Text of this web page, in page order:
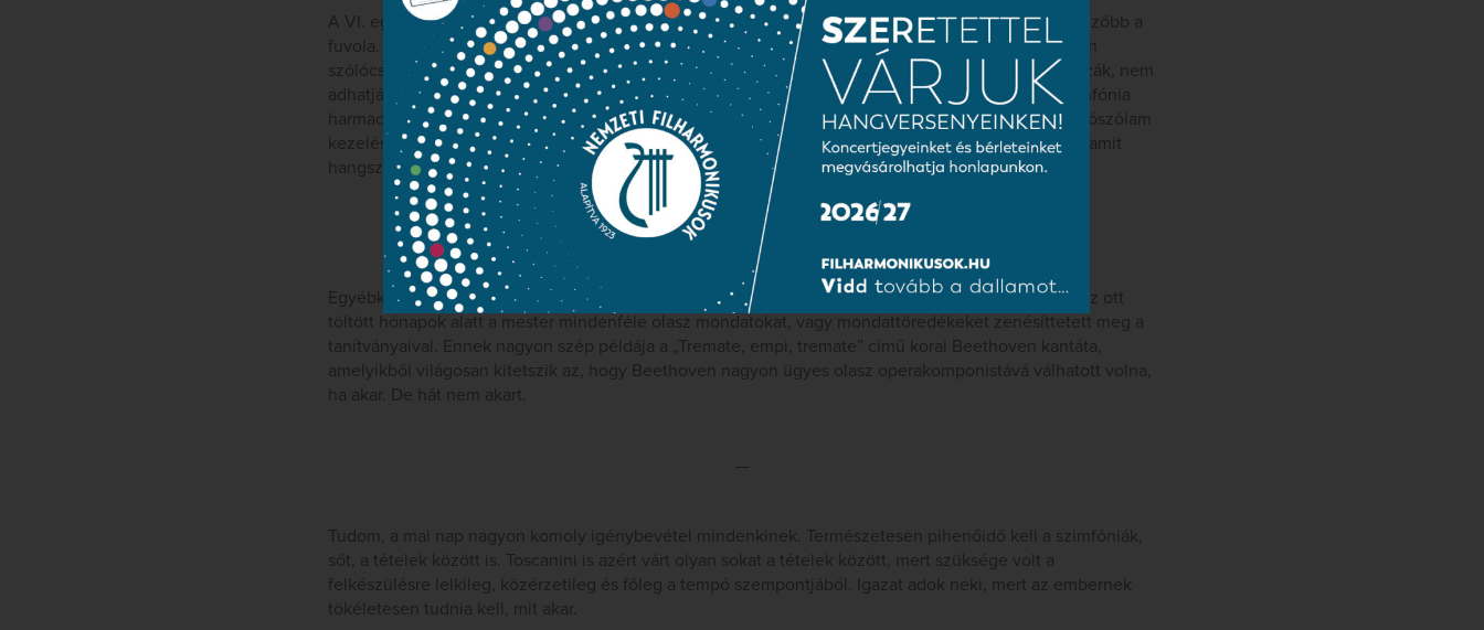
A VI. egyértelműen a klarinété /klarinét-próbajátékok kötelező anyaga/, a VII. szimfóniára legjellemzőbb a
fuvola. A VIII. szimfónia határozottan a csellóé. A harmadik tétel triója próbajáték anyaga szintén, én
szólócsellóval játszatom, mert meggyőződésem, ha bármilyen tisztasággal és pontossággal is játsszák, nem
adhatják vissza az egyénnek azt a szökellését, amit tapasztalunk például a Haydn 95-ös c-moll szimfónia
harmadik tételének triójában is. Nem állítom biztosan, de szilárdan hiszem, hogy Beethoven a csellószólam
kezelésében Haydntól vette a mintát. És a IX. szimfónia, a végső, amire egyértelműen az jellemző, amit
hangszerekkel már nem lehet kifejezni: az emberi énekhang.
Egyébként hajszál híja, hogy Beethoven nem lett olasz operaszerző, hiszen Salierinél is tanult, és az ott
töltött hónapok alatt a mester mindenféle olasz mondatokat, vagy mondattöredékeket zenésíttetett meg a
tanítványaival. Ennek nagyon szép példája a „Tremate, empi, tremate” című korai Beethoven kantáta,
amelyikből világosan kitetszik az, hogy Beethoven nagyon ügyes olasz operakomponistává válhatott volna,
ha akar. De hát nem akart.
—
Tudom, a mai nap nagyon komoly igénybevétel mindenkinek. Természetesen pihenőidő kell a szimfóniák,
sőt, a tételek között is. Toscanini is azért várt olyan sokat a tételek között, mert szüksége volt a
felkészülésre lelkileg, közérzetileg és főleg a tempó szempontjából. Igazat adok neki, mert az embernek
tökéletesen tudnia kell, mit akar.